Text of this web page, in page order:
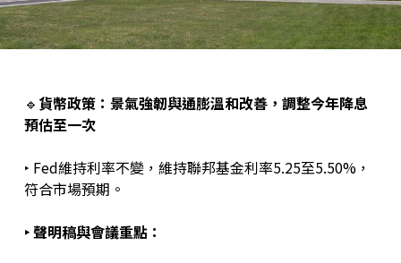
🔹 貨幣政策：景氣強韌與通膨溫和改善，調整今年降息
預估至一次
‣ Fed維持利率不變，維持聯邦基金利率5.25至5.50%，
符合市場預期。
‣ 聲明稿與會議重點：